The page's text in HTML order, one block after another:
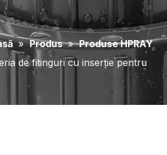
» Produs » Produse HPRAY
de fitinguri cu inserție pentru